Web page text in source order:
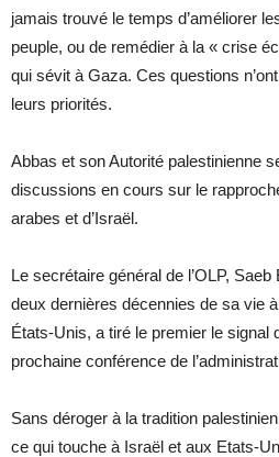
jamais trouvé le temps d’améliorer
peuple, ou de remédier à la « crise
qui sévit à Gaza. Ces questions
leurs priorités.
Abbas et son Autorité palestinienne
discussions en cours sur le
arabes et d’Israël.
Le secrétaire général de l’OLP,
deux dernières décennies de sa vie
États-Unis, a tiré le premier le signal
prochaine conférence de
Sans déroger à la tradition
ce qui touche à Israël et aux Etats-